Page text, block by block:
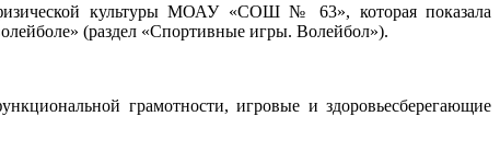
культуры МОАУ «СОШ № 63», которая показала
(раздел «Спортивные игры. Волейбол»).
грамотности, игровые и здоровьесберегающие